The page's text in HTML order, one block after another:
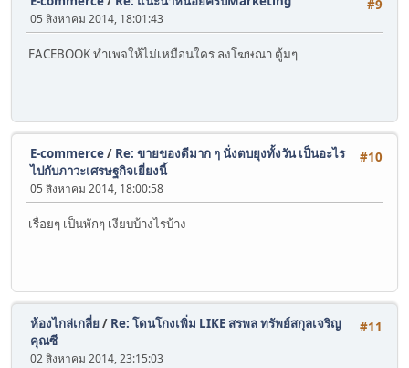
#9
05 สิงหาคม 2014, 18:01:43
FACEBOOK ทำเพจให้ไม่เหมือนใคร ลงโฆษณา ตู้มๆ
#10
E-commerce/ Re: ขายของดีมาก ๆ นั่งตบยุงทั้งวัน เป็นอะไร
ไปกับภาวะเศรษฐกิจเยี่ยงนี้
05 สิงหาคม 2014, 18:00:58
เรื่อยๆ เป็นพักๆ เงียบบ้างไรบ้าง
#11
ห้องไกล่เกลี่ย/ Re: โดนโกงเพิ่ม LIKE สรพล ทรัพย์สกุลเจริญ
คุณซี
02 สิงหาคม 2014, 23:15:03